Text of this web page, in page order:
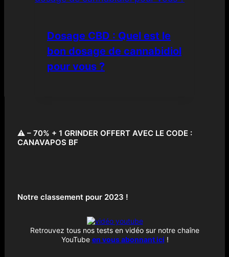
Dosage CBD : Quel est le
bon dosage de cannabidiol
pour vous ?
⚠️ – 70% + 1 GRINDER OFFERT AVEC LE CODE :
CANAVAPOS BF
Notre classement pour 2023 !
Retrouvez tous nos tests en vidéo sur notre chaîne
YouTube en vous abonnant ici !